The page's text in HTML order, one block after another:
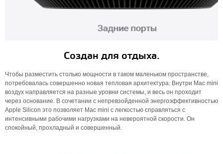
Создан для отдыха.
Чтобы разместить столько мощности в таком маленьком пространстве,
потребовалась совершенно новая тепловая архитектура. Внутри Mac mini
воздух направляется на разные уровни системы, и весь он проходит
через основание. В сочетании с непревзойденной энергоэффективностью
Apple Silicon это позволяет Mac mini с легкостью справляться с
интенсивными рабочими нагрузками на невероятной скорости. Он
спокойный, прохладный и совершенный.